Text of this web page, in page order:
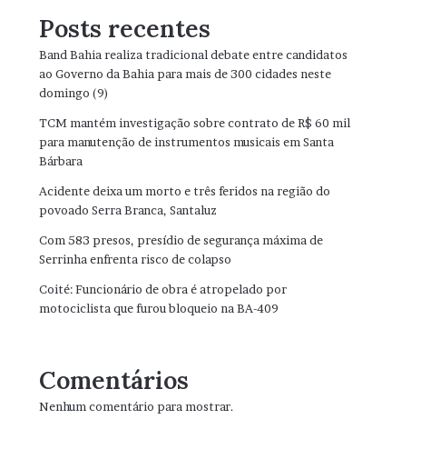
Posts recentes
Band Bahia realiza tradicional debate entre candidatos
ao Governo da Bahia para mais de 300 cidades neste
domingo (9)
TCM mantém investigação sobre contrato de R$ 60 mil
para manutenção de instrumentos musicais em Santa
Bárbara
Acidente deixa um morto e três feridos na região do
povoado Serra Branca, Santaluz
Com 583 presos, presídio de segurança máxima de
Serrinha enfrenta risco de colapso
Coité: Funcionário de obra é atropelado por
motociclista que furou bloqueio na BA-409
Comentários
Nenhum comentário para mostrar.